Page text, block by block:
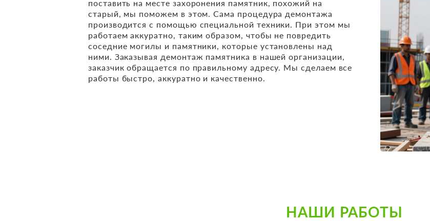
поставить на месте захоронения памятник, похожий на
старый, мы поможем в этом. Сама процедура демонтажа
производится с помощью специальной техники. При этом мы
работаем аккуратно, таким образом, чтобы не повредить
соседние могилы и памятники, которые установлены над
ними. Заказывая демонтаж памятника в нашей организации,
заказчик обращается по правильному адресу. Мы сделаем все
работы быстро, аккуратно и качественно.
НАШИ РАБОТЫ